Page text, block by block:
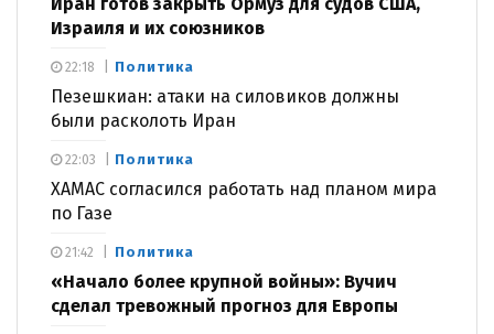
Израиля и их союзников
Политика
Пезешкиан: атаки на силовиков должны
были расколоть Иран
22:18
Политика
ХАМАС согласился работать над планом мира
по Газе
22:03
Политика
«Начало более крупной войны»: Вучич
сделал тревожный прогноз для Европы
21:42